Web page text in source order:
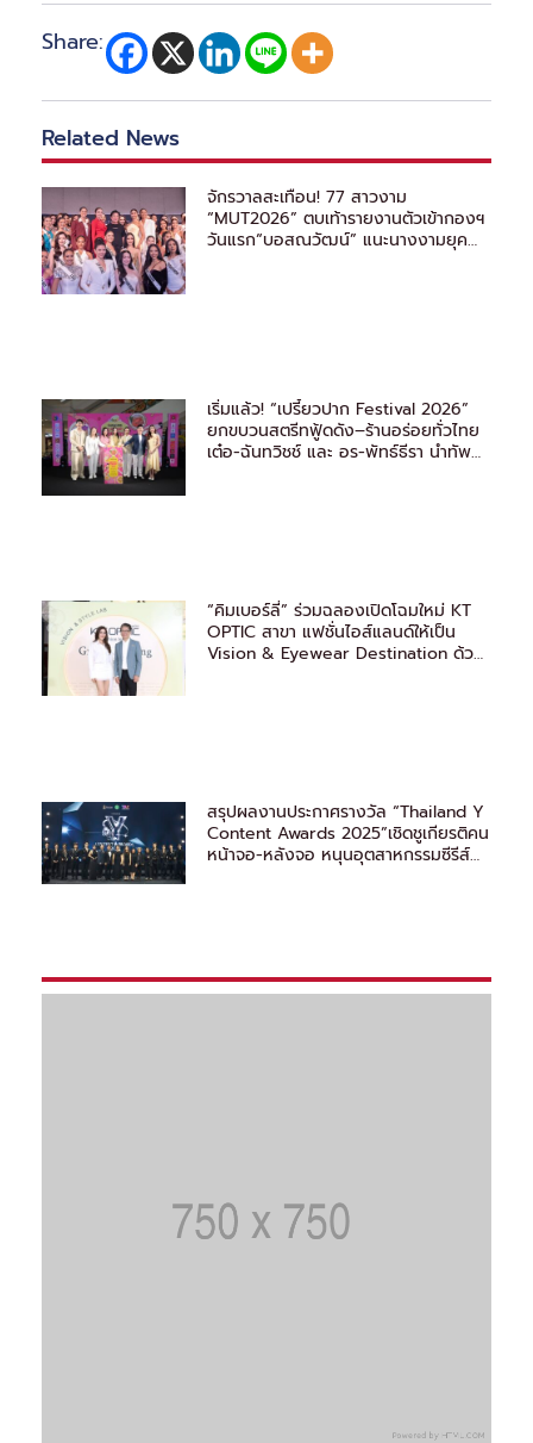
Share:
Related News
จักรวาลสะเทือน! 77 สาวงาม
“MUT2026” ตบเท้ารายงานตัวเข้ากองฯ
วันแรก“บอสณวัฒน์” แนะนางงามยุค
เริ่มแล้ว! “เปรี้ยวปาก Festival 2026”
ยกขบวนสตรีทฟู้ดดัง–ร้านอร่อยทั่วไทย
เต๋อ-ฉันทวิชช์ และ อร-พัทธ์ธีรา นำทัพ
“คิมเบอร์ลี่” ร่วมฉลองเปิดโฉมใหม่ KT
OPTIC สาขา แฟชั่นไอส์แลนด์ให้เป็น
Vision & Eyewear Destination ด้วย
สรุปผลงานประกาศรางวัล “Thailand Y
Content Awards 2025”เชิดชูเกียรติคน
หน้าจอ-หลังจอ หนุนอุตสาหกรรมซีรีส์